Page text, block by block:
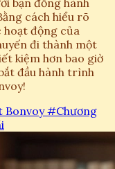
cách hiểu rõ
hoạt động của
đi thành một
kiệm hơn bao giờ
đầu hành trình
#Chương